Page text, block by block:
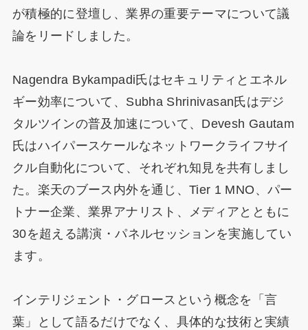
が積極的に登壇し、業界の重要テーマについて議
論をリードしました。
Nagendra Bykampadi氏はセキュリティとエネル
ギー効率について、Subha Shrinivasan氏はデジ
タルツインの普及加速について、Devesh Gautam
氏はハイパースケールなネットワークライフサイ
クル自動化について、それぞれ知見を共有しまし
た。楽天のブース内外を通じ、Tier 1 MNO、パー
トナー企業、業界アナリスト、メディアとともに
30を超える講演・パネルセッションを実施してい
ます。
インテリジェント・グロースという概念を「言
葉」として語るだけでなく、具体的な技術と実績